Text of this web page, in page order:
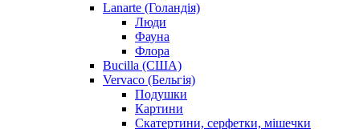
Lanarte (Голандія)
Люди
Фауна
Флора
Bucilla (США)
Vervaco (Бельгія)
Подушки
Картини
Скатертини, серфетки, мішечки